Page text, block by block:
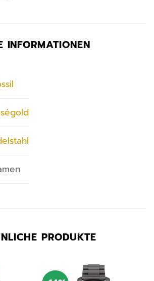
INFORMATIONEN
PRODUKTE